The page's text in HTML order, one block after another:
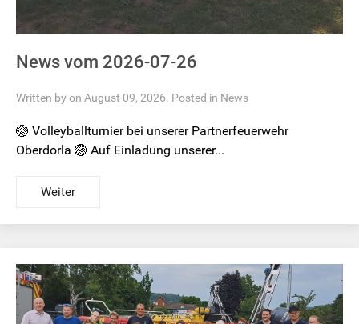
News vom 2026-07-26
Written by on August 09, 2026. Posted in News
🏐 Volleyballturnier bei unserer Partnerfeuerwehr
Oberdorla 🏐 Auf Einladung unserer...
Weiter